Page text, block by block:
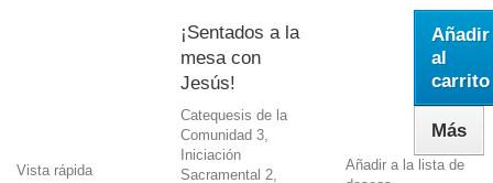
Vista rápida
¡Sentados a la
mesa con
Jesús!
Catequesis de la
Comunidad 3,
Iniciación
Sacramental 2,
Añadir
al
carrito
Más
Añadir a la lista de